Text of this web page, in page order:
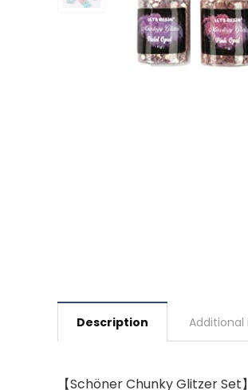
Description
【Schöner Chunky Glitzer